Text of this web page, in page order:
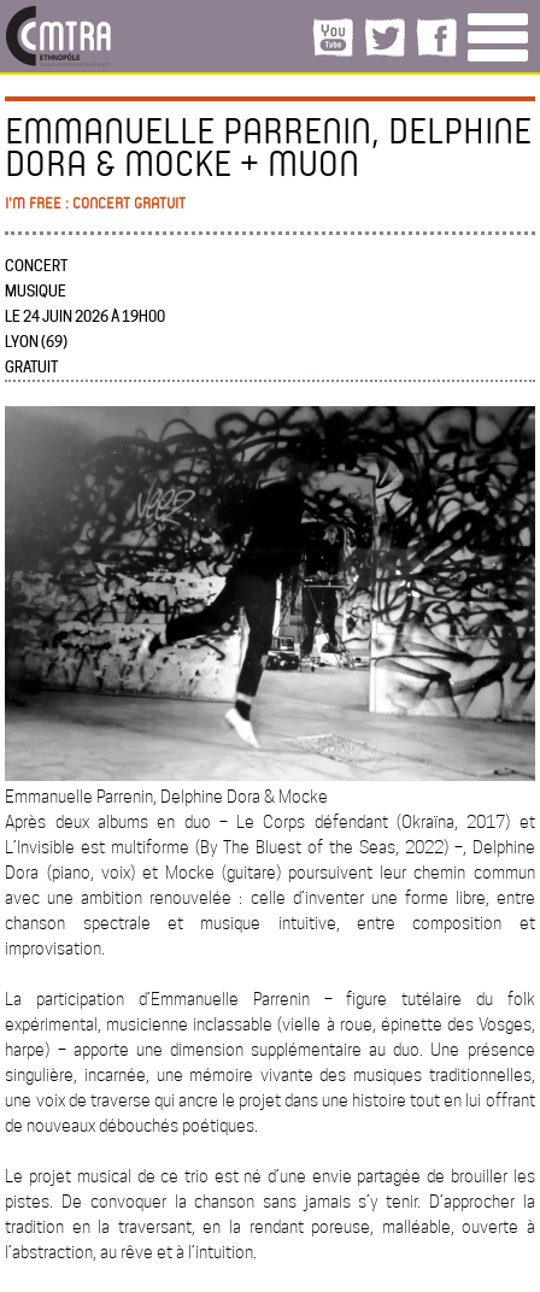
EMMANUELLE PARRENIN, DELPHINE
DORA & MOCKE + MUON
I'M FREE : CONCERT GRATUIT
CONCERT
MUSIQUE
LE 24 JUIN 2026 À 19H00
LYON (69)
GRATUIT
Emmanuelle Parrenin, Delphine Dora & Mocke
Après deux albums en duo – Le Corps défendant (Okraïna, 2017) et
L’Invisible est multiforme (By The Bluest of the Seas, 2022) –, Delphine
Dora (piano, voix) et Mocke (guitare) poursuivent leur chemin commun
avec une ambition renouvelée : celle d’inventer une forme libre, entre
chanson spectrale et musique intuitive, entre composition et
improvisation.
La participation d’Emmanuelle Parrenin – figure tutélaire du folk
expérimental, musicienne inclassable (vielle à roue, épinette des Vosges,
harpe) – apporte une dimension supplémentaire au duo. Une présence
singulière, incarnée, une mémoire vivante des musiques traditionnelles,
une voix de traverse qui ancre le projet dans une histoire tout en lui offrant
de nouveaux débouchés poétiques.
Le projet musical de ce trio est né d’une envie partagée de brouiller les
pistes. De convoquer la chanson sans jamais s’y tenir. D’approcher la
tradition en la traversant, en la rendant poreuse, malléable, ouverte à
l’abstraction, au rêve et à l’intuition.